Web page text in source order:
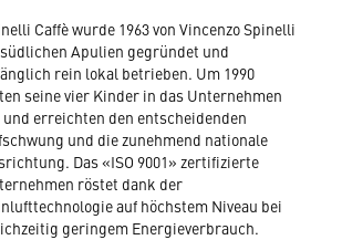
Caffè wurde 1963 von Vincenzo Spinelli
Apulien gegründet und
rein lokal betrieben. Um 1990
seine vier Kinder in das Unternehmen
und erreichten den entscheidenden
und die zunehmend nationale
Das «ISO 9001» zertifizierte
röstet dank der
auf höchstem Niveau bei
geringem Energieverbrauch.